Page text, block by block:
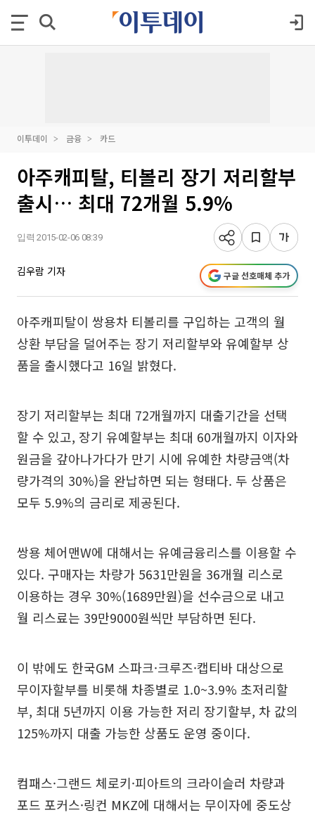
이투데이 금융 카드
아주캐피탈, 티볼리 장기 저리할부
출시… 최대 72개월 5.9%
입력 2015-02-06 08:39
김우람 기자 구글 선호매체 추가
아주캐피탈이 쌍용차 티볼리를 구입하는 고객의 월
상환 부담을 덜어주는 장기 저리할부와 유예할부 상
품을 출시했다고 16일 밝혔다.
장기 저리할부는 최대 72개월까지 대출기간을 선택
할 수 있고, 장기 유예할부는 최대 60개월까지 이자와
원금을 갚아나가다가 만기 시에 유예한 차량금액(차
량가격의 30%)을 완납하면 되는 형태다. 두 상품은
모두 5.9%의 금리로 제공된다.
쌍용 체어맨W에 대해서는 유예금융리스를 이용할 수
있다. 구매자는 차량가 5631만원을 36개월 리스로
이용하는 경우 30%(1689만원)을 선수금으로 내고
월 리스료는 39만9000원씩만 부담하면 된다.
이 밖에도 한국GM 스파크·크루즈·캡티바 대상으로
무이자할부를 비롯해 차종별로 1.0~3.9% 초저리할
부, 최대 5년까지 이용 가능한 저리 장기할부, 차 값의
125%까지 대출 가능한 상품도 운영 중이다.
컴패스·그랜드 체로키·피아트의 크라이슬러 차량과
포드 포커스·링컨 MKZ에 대해서는 무이자에 중도상